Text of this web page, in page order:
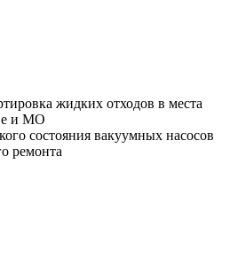
жидких отходов в места
и МО
состояния вакуумных насосов
ремонта